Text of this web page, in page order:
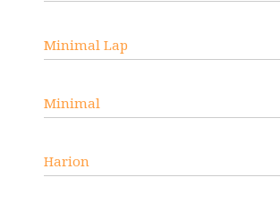
Minimal Lap
Minimal
Harion